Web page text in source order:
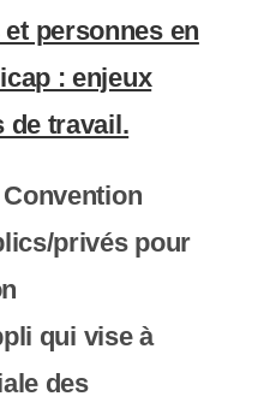
personnes en
: enjeux
de travail.
Convention
privés pour
qui vise à
des